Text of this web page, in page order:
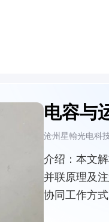
电容与
沧州星翰光电科
介绍： 本文
并联原理及
协同工作方式